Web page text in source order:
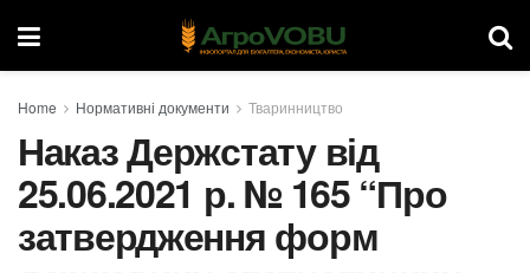
Home Нормативні документи Тваринництво
Наказ Держстату від
25.06.2021 р. № 165 “Про
затвердження форм